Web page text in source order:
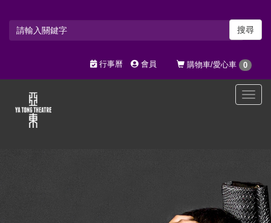
搜尋
購物車/愛心車 0
行事曆 會員
選